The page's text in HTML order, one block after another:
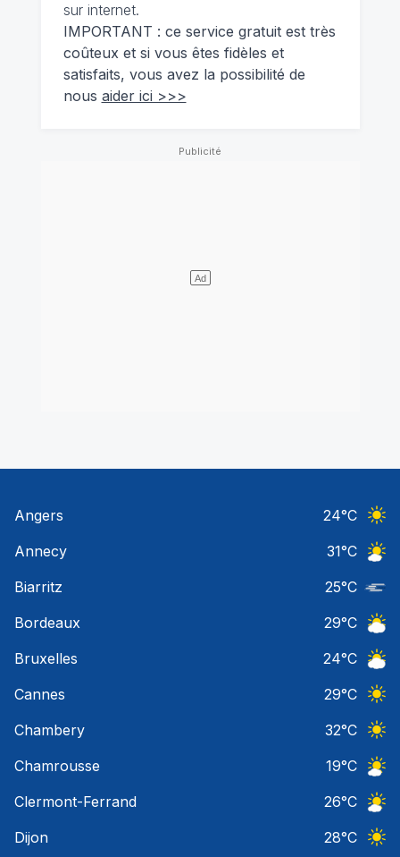
sur internet.
IMPORTANT : ce service gratuit est très
coûteux et si vous êtes fidèles et
satisfaits, vous avez la possibilité de
nous aider ici >>>
Angers 24°C
Annecy
31°C
Biarritz
25°C
Bordeaux
29°C
Bruxelles
24°C
Cannes
29°C
Chambery
32°C
Chamrousse
19°C
Clermont-Ferrand
26°C
Dijon
28°C